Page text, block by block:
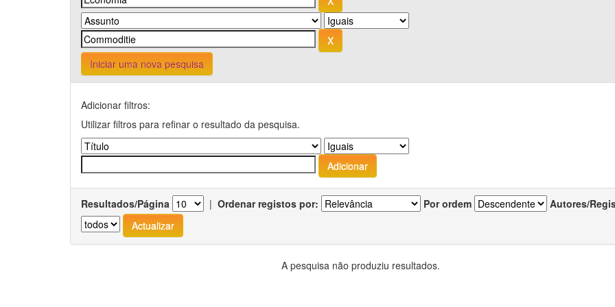
Iniciar uma nova pesquisa
Adicionar filtros:
Utilizar filtros para refinar o resultado da pesquisa.
Resultados/Página | Ordenar registos por: Por ordem Autores/
A pesquisa não produziu resultados.